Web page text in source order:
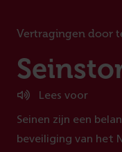
Vertragingen door
:
Lees voor
Seinen zijn een
beveiliging van het